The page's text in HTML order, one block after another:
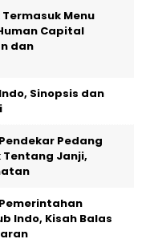
Menu
Capital
dan
Sinopsis dan
Pedang
Tentang Janji,
Indo, Kisah Balas